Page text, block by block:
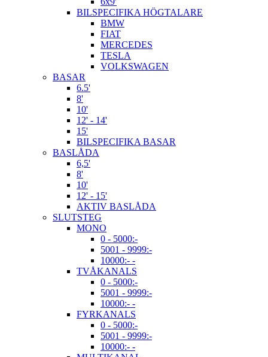
BILSPECIFIKA HÖGTALARE
BMW
FIAT
MERCEDES
TESLA
VOLKSWAGEN
BASAR
6.5'
8'
10'
12' - 14'
15'
BILSPECIFIKA BASAR
BASLÅDA
6,5'
8'
10'
12' - 15'
AKTIV BASLÅDA
SLUTSTEG
MONO
0 - 5000:-
5001 - 9999:-
10000:- -
TVÅKANALS
0 - 5000:-
5001 - 9999:-
10000:- -
FYRKANALS
0 - 5000:-
5001 - 9999:-
10000:- -